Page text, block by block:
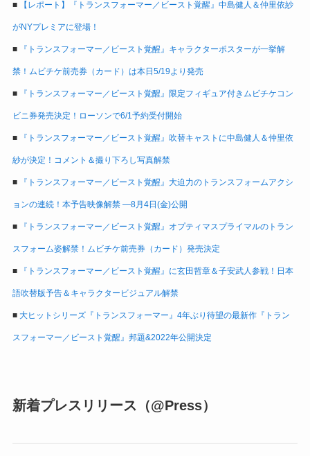
■ 【レポート】『トランスフォーマー／ビースト覚醒』中島健人＆仲里依紗
がNYプレミアに登場！
■ 『トランスフォーマー／ビースト覚醒』キャラクターポスターが一挙解
禁！ムビチケ前売券（カード）は本日5/19より発売
■ 『トランスフォーマー／ビースト覚醒』限定フィギュア付きムビチケコン
ビニ券発売決定！ローソンで6/1予約受付開始
■ 『トランスフォーマー／ビースト覚醒』吹替キャストに中島健人＆仲里依
紗が決定！コメント＆撮り下ろし写真解禁
■ 『トランスフォーマー／ビースト覚醒』大迫力のトランスフォームアクシ
ョンの連続！本予告映像解禁 ―8月4日(金)公開
■ 『トランスフォーマー／ビースト覚醒』オプティマスプライマルのトラン
スフォーム姿解禁！ムビチケ前売券（カード）発売決定
■ 『トランスフォーマー／ビースト覚醒』に玄田哲章＆子安武人参戦！日本
語吹替版予告＆キャラクタービジュアル解禁
■ 大ヒットシリーズ『トランスフォーマー』4年ぶり待望の最新作『トラン
スフォーマー／ビースト覚醒』邦題&2022年公開決定
新着プレスリリース（@Press）